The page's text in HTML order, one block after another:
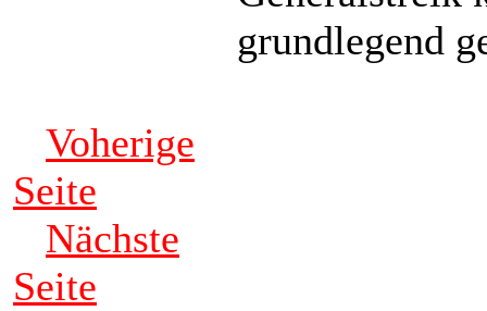
grundlegend
Voherige
Seite
Nächste
Seite